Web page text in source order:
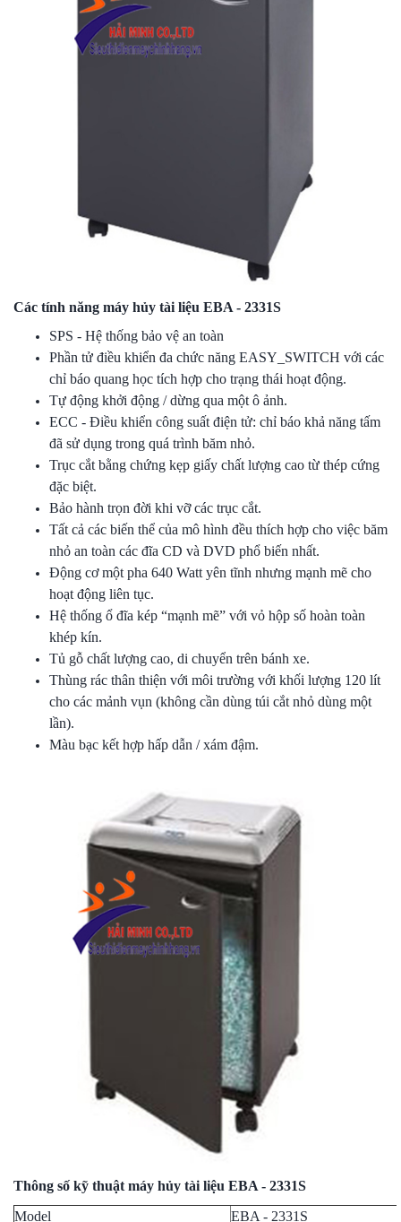
Các tính năng máy hủy tài liệu EBA - 2331S
SPS - Hệ thống bảo vệ an toàn
Phần tử điều khiển đa chức năng EASY_SWITCH với các
chỉ báo quang học tích hợp cho trạng thái hoạt động.
Tự động khởi động / dừng qua một ô ảnh.
ECC - Điều khiển công suất điện tử: chỉ báo khả năng tấm
đã sử dụng trong quá trình băm nhỏ.
Trục cắt bằng chứng kẹp giấy chất lượng cao từ thép cứng
đặc biệt.
Bảo hành trọn đời khi vỡ các trục cắt.
Tất cả các biến thể của mô hình đều thích hợp cho việc băm
nhỏ an toàn các đĩa CD và DVD phổ biến nhất.
Động cơ một pha 640 Watt yên tĩnh nhưng mạnh mẽ cho
hoạt động liên tục.
Hệ thống ổ đĩa kép “mạnh mẽ” với vỏ hộp số hoàn toàn
khép kín.
Tủ gỗ chất lượng cao, di chuyển trên bánh xe.
Thùng rác thân thiện với môi trường với khối lượng 120 lít
cho các mảnh vụn (không cần dùng túi cắt nhỏ dùng một
lần).
Màu bạc kết hợp hấp dẫn / xám đậm.
Thông số kỹ thuật máy hủy tài liệu EBA - 2331S
Model
EBA - 2331S